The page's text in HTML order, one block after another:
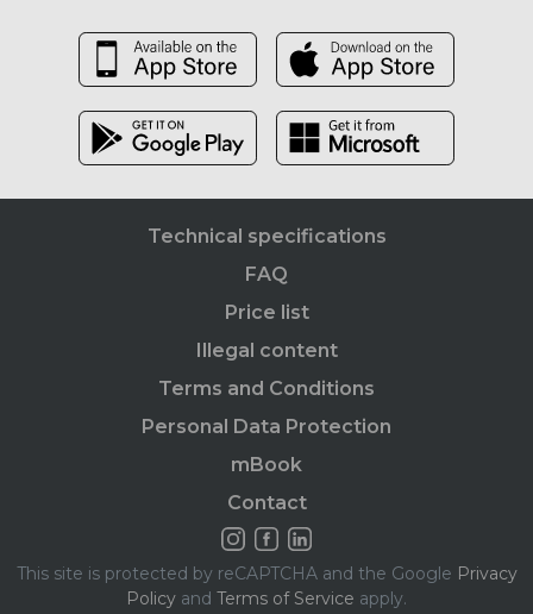
Technical specifications
FAQ
Price list
Illegal content
Terms and Conditions
Personal Data Protection
mBook
Contact
This site is protected by reCAPTCHA and the Google Privacy
Policy and Terms of Service apply.